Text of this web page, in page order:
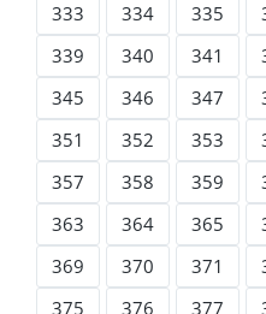
333
334 335
339
340 341
345
346 347
351
352 353
357
358 359
363
364 365
369
370 371
375
376 377